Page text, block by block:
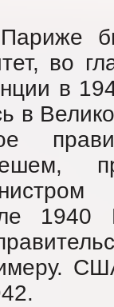
во
в
в
1940